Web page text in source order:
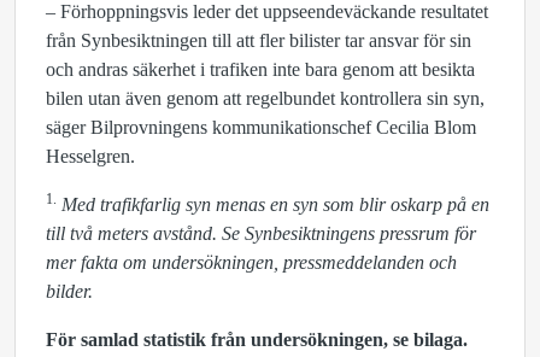
– Förhoppningsvis leder det uppseendeväckande resultatet
från Synbesiktningen till att fler bilister tar ansvar för sin
och andras säkerhet i trafiken inte bara genom att besikta
bilen utan även genom att regelbundet kontrollera sin syn,
säger Bilprovningens kommunikationschef Cecilia Blom
Hesselgren.
1. Med trafikfarlig syn menas en syn som blir oskarp på en
till två meters avstånd. Se Synbesiktningens pressrum för
mer fakta om undersökningen, pressmeddelanden och
bilder.
För samlad statistik från undersökningen, se bilaga.